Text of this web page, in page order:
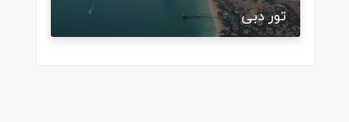
تور دبی